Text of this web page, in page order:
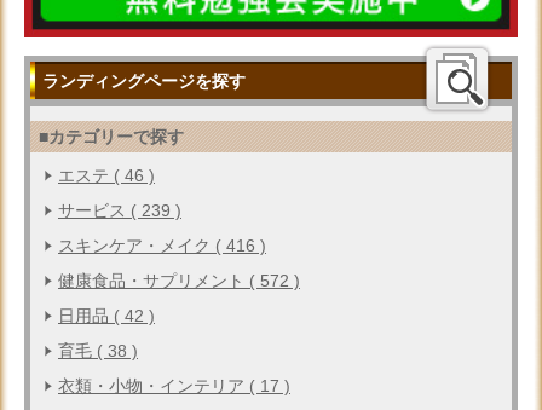
ランディングページを探す
■カテゴリーで探す
エステ ( 46 )
サービス ( 239 )
スキンケア・メイク ( 416 )
健康食品・サプリメント ( 572 )
日用品 ( 42 )
育毛 ( 38 )
衣類・小物・インテリア ( 17 )